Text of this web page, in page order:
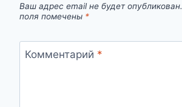
Ваш адрес email не будет опубликован.
поля помечены *
Комментарий *